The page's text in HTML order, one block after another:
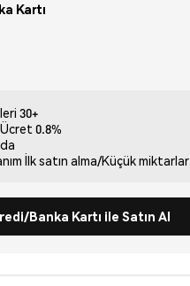
Kartı
30+
0.8%
İlk satın alma/Küçük miktarlar
Banka Kartı ile Satın Al